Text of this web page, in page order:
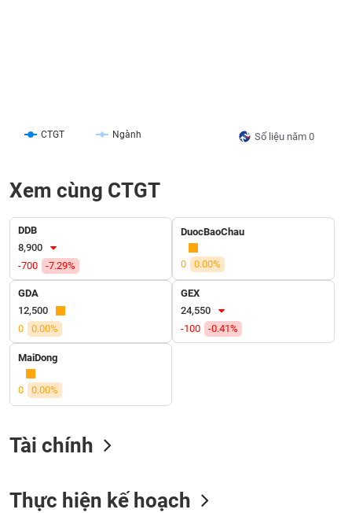
Số liệu năm 0
CTGT Ngành
Xem cùng CTGT
DDB
8,900
-700
-7.29%
DuocBaoChau
0 0.00%
GDA
12,500
0
0.00%
GEX
24,550
-100
-0.41%
MaiDong
0 0.00%
Tài chính
Thực hiện kế hoạch
YẾU
DÙNG
THIẾT
YẾU
CHĂM
SÓC
SỨC
KHỎE